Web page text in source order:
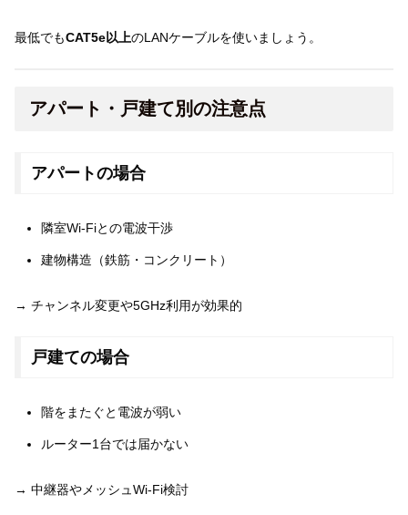
最低でもCAT5e以上のLANケーブルを使いましょう。
アパート・戸建て別の注意点
アパートの場合
隣室Wi-Fiとの電波干渉
建物構造（鉄筋・コンクリート）
→ チャンネル変更や5GHz利用が効果的
戸建ての場合
階をまたぐと電波が弱い
ルーター1台では届かない
→ 中継器やメッシュWi-Fi検討